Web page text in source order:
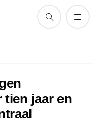
jaar en